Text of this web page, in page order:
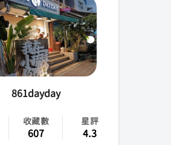
861dayday
收藏數
607
星評
4.3